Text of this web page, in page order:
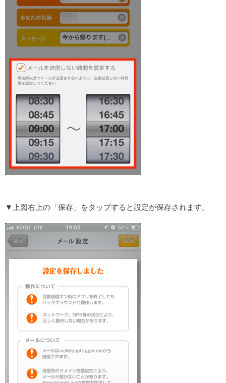
▼上図右上の「保存」をタップすると設定が保存されます。